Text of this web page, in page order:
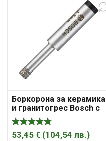
Боркорона за керамика
и гранитогрес Bosch с
диамантена посипка с
цилиндрична опашка
8х33 мм, Diamond for
53,45 € (104,54 лв.)